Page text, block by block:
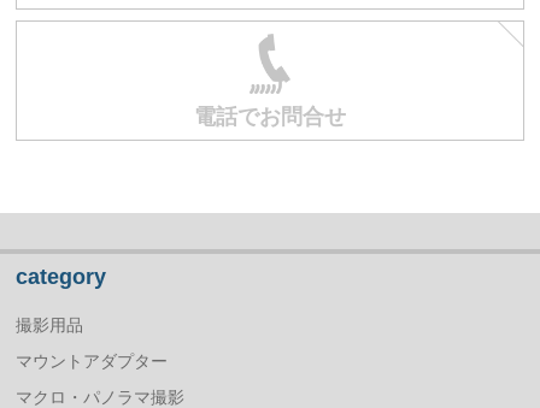
電話でお問合せ
category
撮影用品
マウントアダプター
マクロ・パノラマ撮影